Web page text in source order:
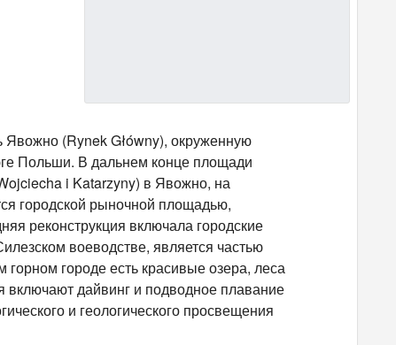
(Rynek Główny), окруженную
Польши. В дальнем конце площади
i Katarzyny) в Явожно, на
городской рыночной площадью,
реконструкция включала городские
воеводстве, является частью
городе есть красивые озера, леса
включают дайвинг и подводное плавание
и геологического просвещения